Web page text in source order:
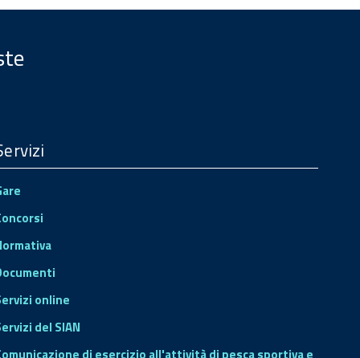
online
del SIAN